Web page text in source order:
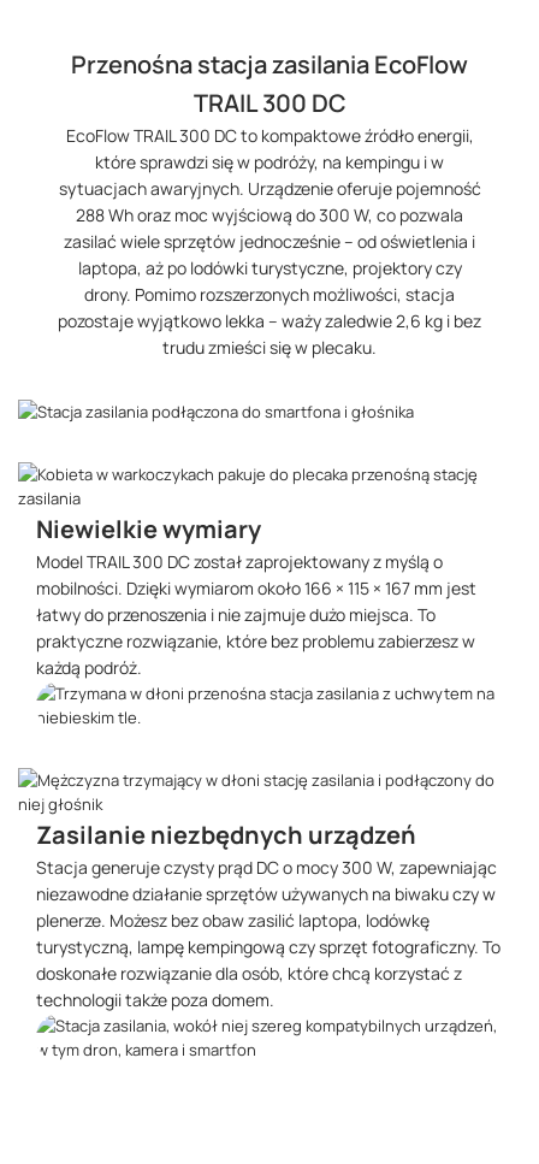
Przenośna stacja zasilania EcoFlow
TRAIL 300 DC
EcoFlow TRAIL 300 DC to kompaktowe źródło energii,
które sprawdzi się w podróży, na kempingu i w
sytuacjach awaryjnych. Urządzenie oferuje pojemność
288 Wh oraz moc wyjściową do 300 W, co pozwala
zasilać wiele sprzętów jednocześnie – od oświetlenia i
laptopa, aż po lodówki turystyczne, projektory czy
drony. Pomimo rozszerzonych możliwości, stacja
pozostaje wyjątkowo lekka – waży zaledwie 2,6 kg i bez
trudu zmieści się w plecaku.
Niewielkie wymiary
Model TRAIL 300 DC został zaprojektowany z myślą o
mobilności. Dzięki wymiarom około 166 × 115 × 167 mm jest
łatwy do przenoszenia i nie zajmuje dużo miejsca. To
praktyczne rozwiązanie, które bez problemu zabierzesz w
każdą podróż.
Zasilanie niezbędnych urządzeń
Stacja generuje czysty prąd DC o mocy 300 W, zapewniając
niezawodne działanie sprzętów używanych na biwaku czy w
plenerze. Możesz bez obaw zasilić laptopa, lodówkę
turystyczną, lampę kempingową czy sprzęt fotograficzny. To
doskonałe rozwiązanie dla osób, które chcą korzystać z
technologii także poza domem.